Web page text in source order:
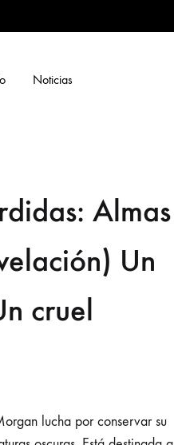
Noticias
Almas
Un
cruel
lucha por conservar su